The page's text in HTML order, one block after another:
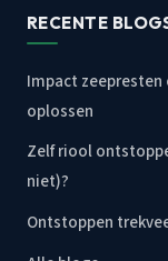
RECENTE
Impact zeepresten
oplossen
Zelf riool
niet)?
Ontstoppen